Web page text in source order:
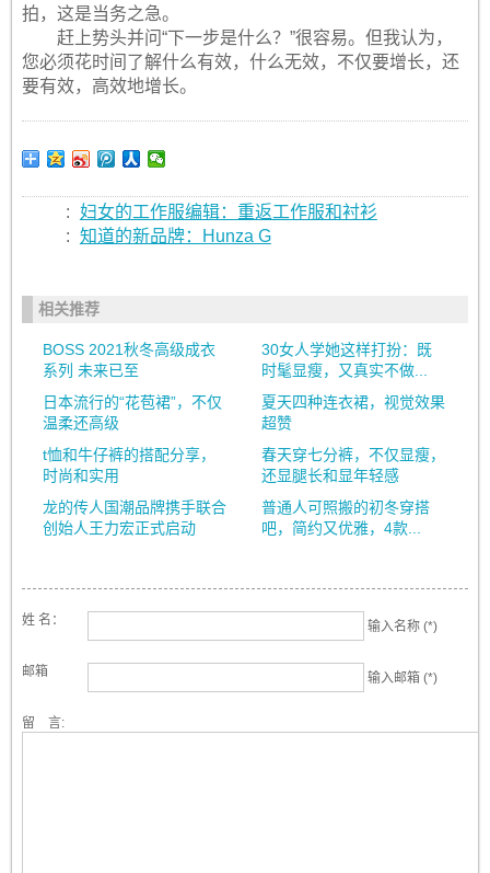
拍，这是当务之急。
赶上势头并问“下一步是什么？”很容易。但我认为，
您必须花时间了解什么有效，什么无效，不仅要增长，还
要有效，高效地增长。
: 妇女的工作服编辑：重返工作服和衬衫
: 知道的新品牌：Hunza G
相关推荐
BOSS 2021秋冬高级成衣
系列 未来已至
30女人学她这样打扮：既
时髦显瘦，又真实不做...
日本流行的“花苞裙”，不仅
温柔还高级
夏天四种连衣裙，视觉效果
超赞
t恤和牛仔裤的搭配分享，
时尚和实用
春天穿七分裤，不仅显瘦，
还显腿长和显年轻感
龙的传人国潮品牌携手联合
创始人王力宏正式启动
普通人可照搬的初冬穿搭
吧，简约又优雅，4款...
姓 名： 输入名称 (*)
邮箱 输入邮箱 (*)
留 言: